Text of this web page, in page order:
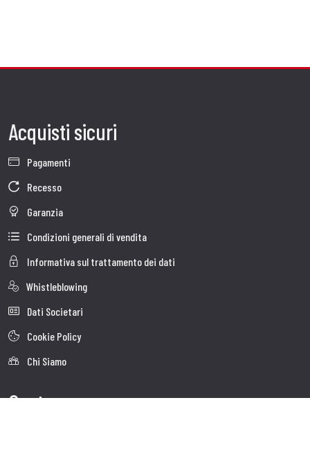
Acquisti sicuri
Pagamenti
Recesso
Garanzia
Condizioni generali di vendita
Informativa sul trattamento dei dati
Whistleblowing
Dati Societari
Cookie Policy
Chi Siamo
Customer care